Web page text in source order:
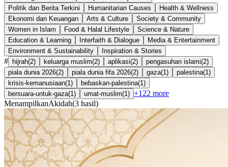
Politik dan Berita Terkini
Humanitarian Causes
Health & Wellness
Ekonomi dan Keuangan
Arts & Culture
Society & Community
Women in Islam
Food & Halal Lifestyle
Science & Nature
Education & Learning
Interfaith & Dialogue
Media & Entertainment
Environment & Sustainability
Inspiration & Stories
# hijrah(2) keluarga muslim(2) aplikasi(2) pengasuhan islami(2)
piala dunia 2026(2) piala dunia fifa 2026(2) gaza(1 ) palestina(1 )
krisis-kemanusiaan(1 ) bebaskan-palestina(1 )
bersuara-untuk-gaza(1 ) umat-muslim(1 ) +122 more
MenampilkanAkidah(3 hasil)